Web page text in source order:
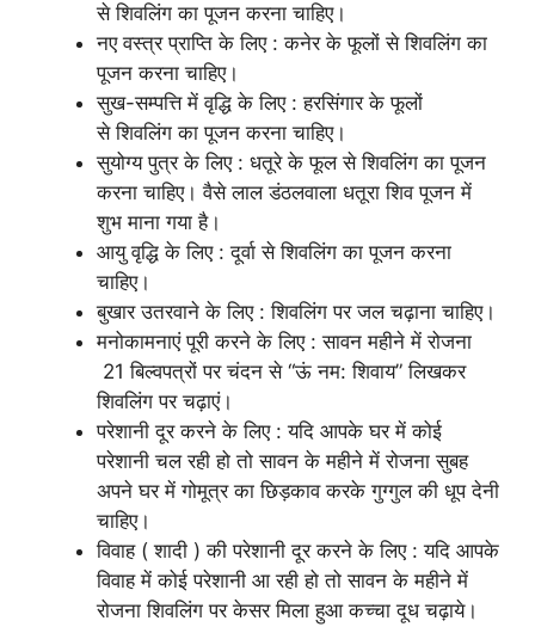
से शिवलिंग का पूजन करना चाहिए।
नए वस्त्र प्राप्ति के लिए : कनेर के फूलों से शिवलिंग का
पूजन करना चाहिए।
सुख-सम्पत्ति में वृद्धि के लिए : हरसिंगार के फूलों
से शिवलिंग का पूजन करना चाहिए।
सुयोग्य पुत्र के लिए : धतूरे के फूल से शिवलिंग का पूजन
करना चाहिए। वैसे लाल डंठलवाला धतूरा शिव पूजन में
शुभ माना गया है।
आयु वृद्धि के लिए : दूर्वा से शिवलिंग का पूजन करना
चाहिए।
बुखार उतरवाने के लिए : शिवलिंग पर जल चढ़ाना चाहिए।
मनोकामनाएं पूरी करने के लिए : सावन महीने में रोजना
21 बिल्वपत्रों पर चंदन से “ऊं नम: शिवाय” लिखकर
शिवलिंग पर चढ़ाएं।
परेशानी दूर करने के लिए : यदि आपके घर में कोई
परेशानी चल रही हो तो सावन के महीने में रोजना सुबह
अपने घर में गोमूत्र का छिड़काव करके गुग्गुल की धूप देनी
चाहिए।
विवाह ( शादी ) की परेशानी दूर करने के लिए : यदि आपके
विवाह में कोई परेशानी आ रही हो तो सावन के महीने में
रोजना शिवलिंग पर केसर मिला हुआ कच्चा दूध चढ़ाये।